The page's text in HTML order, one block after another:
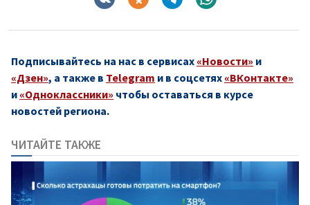
Подписывайтесь на нас в сервисах «Новости» и
«Дзен», а также в Telegram и в соцсетях «ВКонтакте»
и «Одноклассники» чтобы оставаться в курсе
новостей региона.
ЧИТАЙТЕ ТАКЖЕ